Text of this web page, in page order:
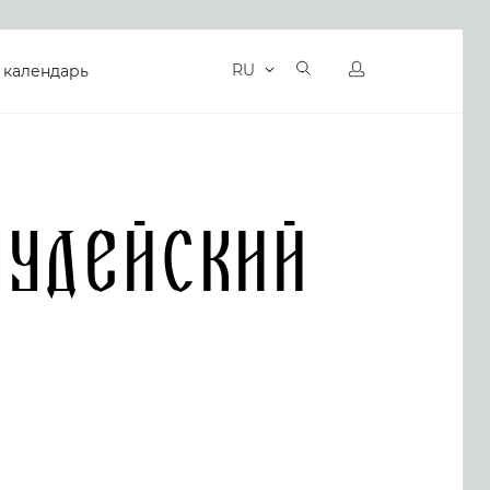
RU